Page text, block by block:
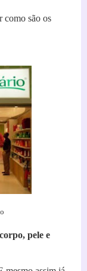
como são os
pele e